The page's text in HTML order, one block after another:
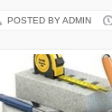
POSTED BY ADMIN